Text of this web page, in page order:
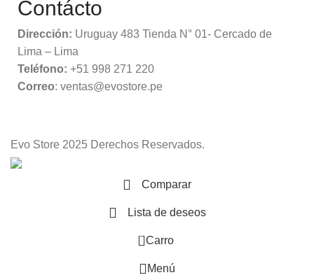
Contácto
Dirección: Uruguay 483 Tienda N° 01- Cercado de
Lima – Lima
Teléfono: +51 998 271 220
Correo: ventas@evostore.pe
Evo Store 2025 Derechos Reservados.
Comparar
Lista de deseos
0 Carro
Menú